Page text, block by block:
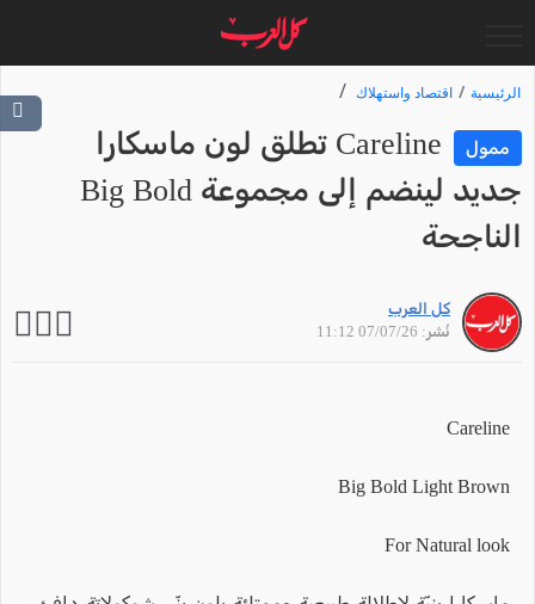
الرئيسية اقتصاد واستهلاك
ممول
Careline تطلق لون ماسكارا
جديد لينضم إلى مجموعة Big Bold
الناجحة
كل العرب
نُشر: 07/07/26 11:12
Careline
Big Bold Light Brown
For Natural look